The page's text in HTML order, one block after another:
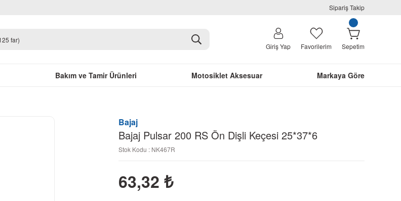
Sipariş Takip
Giriş Yap Favorilerim Sepetim
Bakım ve Tamir Ürünleri Motosiklet Aksesuar Markaya Göre
Bajaj
Bajaj Pulsar 200 RS Ön Dişli Keçesi 25*37*6
Stok Kodu : NK467R
63,32 ₺